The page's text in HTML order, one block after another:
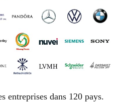
entreprises dans 120 pays.